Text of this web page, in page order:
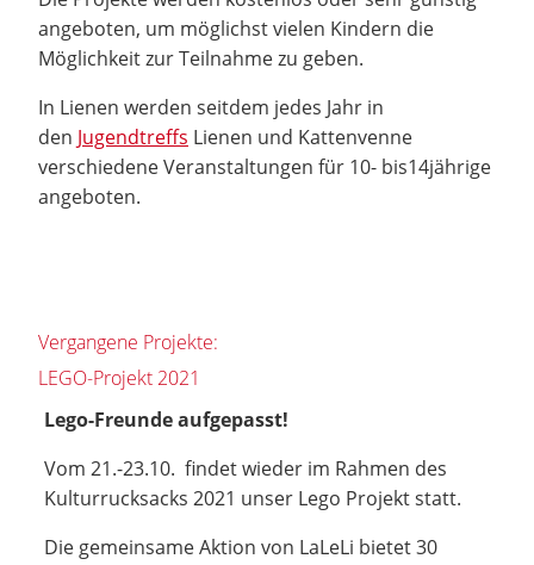
angeboten, um möglichst vielen Kindern die
Möglichkeit zur Teilnahme zu geben.
In Lienen werden seitdem jedes Jahr in
den Jugendtreffs Lienen und Kattenvenne
verschiedene Veranstaltungen für 10- bis14jährige
angeboten.
Vergangene Projekte:
LEGO-Projekt 2021
Lego-Freunde aufgepasst!
Vom 21.-23.10. findet wieder im Rahmen des
Kulturrucksacks 2021 unser Lego Projekt statt.
Die gemeinsame Aktion von LaLeLi bietet 30